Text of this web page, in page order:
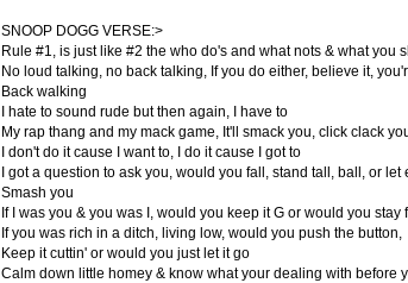
SNOOP DOGG VERSE:>
Rule #1, is just like #2 the who do's and what nots & what you
No loud talking, no back talking, If you do either, believe it,
Back walking
I hate to sound rude but then again, I have to
My rap thang and my mack game, It'll smack you, click clack
I don't do it cause I want to, I do it cause I got to
I got a question to ask you, would you fall, stand tall, ball, or let
Smash you
If I was you & you was I, would you keep it G or would you stay
If you was rich in a ditch, living low, would you push the button,
Keep it cuttin' or would you just let it go
Calm down little homey & know what your dealing with before